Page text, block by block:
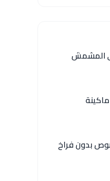
المشمش
بدون فراخ